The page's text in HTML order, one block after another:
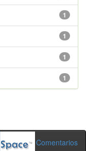
1
1
1
1
Comentarios